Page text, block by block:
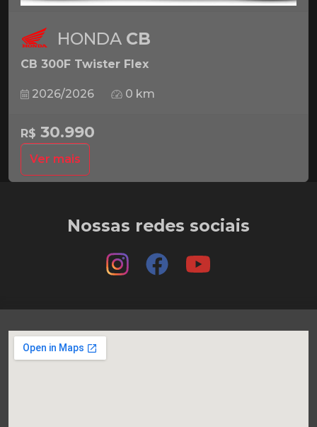
HONDA CB
CB 300F Twister Flex
2026/2026 0 km
R$ 30.990
Ver mais
Nossas redes sociais